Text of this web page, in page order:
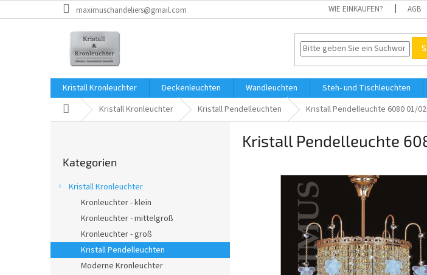
Inhalt
maximuschandeliers@gmail.com WIE EINKAUFEN? AGB
Kristall Kronleuchter Deckenleuchten Wandleuchten Steh- und Tischleuchten
StartseiteKristall Kronleuchter Kristall Pendelleuchten Kristall Pendelleuchte 6080 01/
t
überspringen
Kategorien
Kristall Kronleuchter
Kronleuchter - klein
Kronleuchter - mittelgroß
Kronleuchter - groß
Kristall Pendelleuchten
Moderne Kronleuchter
Kristall Pendelleuchte